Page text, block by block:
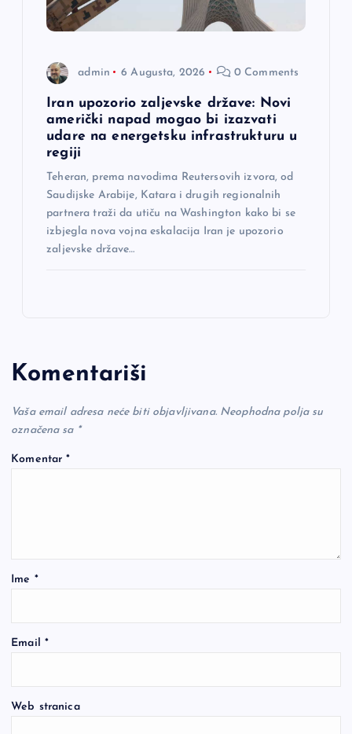
admin 6 Augusta, 2026 0 Comments
Iran upozorio zaljevske države: Novi
američki napad mogao bi izazvati
udare na energetsku infrastrukturu u
regiji
Teheran, prema navodima Reutersovih izvora, od
Saudijske Arabije, Katara i drugih regionalnih
partnera traži da utiču na Washington kako bi se
izbjegla nova vojna eskalacija Iran je upozorio
zaljevske države…
Komentariši
Vaša email adresa neće biti objavljivana. Neophodna polja su
označena sa *
Komentar*
Ime *
Email *
Web stranica